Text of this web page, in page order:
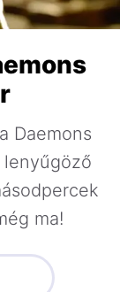
Daemons
lenyűgöző
ma!